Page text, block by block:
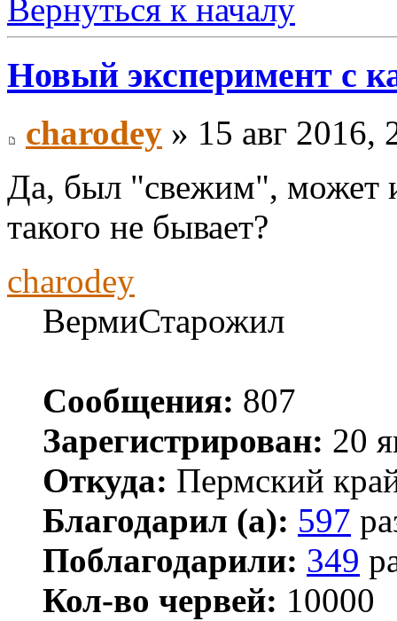
Вернуться к началу
Новый эксперимент с
charodey » 15 авг 2016,
Да, был "свежим", может
такого не бывает?
charodey
ВермиСтарожил
Сообщения: 807
Зарегистрирован: 20
Откуда: Пермский
Благодарил (а): 597
Поблагодарили: 349
Кол-во червей: 10000